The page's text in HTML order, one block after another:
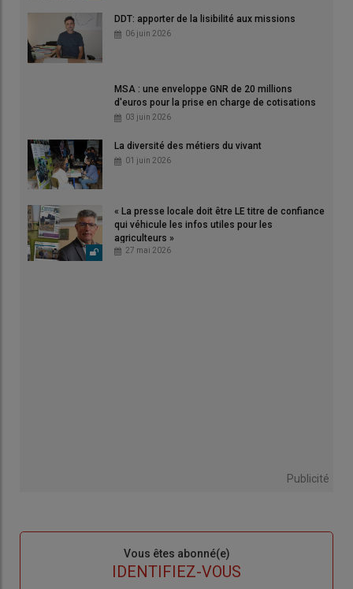
DDT: apporter de la lisibilité aux missions
06 juin 2026
MSA : une enveloppe GNR de 20 millions
d'euros pour la prise en charge de cotisations
03 juin 2026
La diversité des métiers du vivant
01 juin 2026
« La presse locale doit être LE titre de confiance
qui véhicule les infos utiles pour les
agriculteurs »
27 mai 2026
Publicité
Vous êtes abonné(e)
IDENTIFIEZ-VOUS